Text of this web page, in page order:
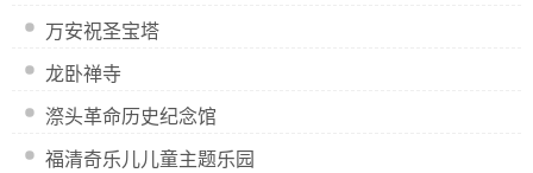
万安祝圣宝塔
龙卧禅寺
漈头革命历史纪念馆
福清奇乐儿儿童主题乐园